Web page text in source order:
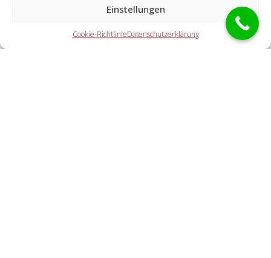
Einstellungen
Cookie-RichtlinieDatenschutzerklärung
Schlüsseldienst Spezialisten?
Die Partner übernehmen jegliche Aufgaben, die Sie von